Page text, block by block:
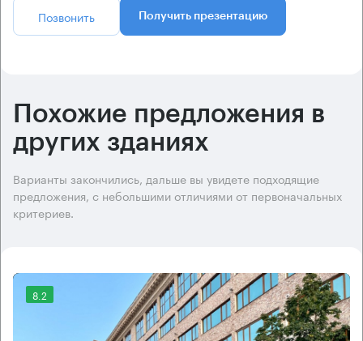
Позвонить Получить презентацию
Похожие предложения в
других зданиях
Варианты закончились, дальше вы увидете подходящие
предложения, с небольшими отличиями от первоначальных
критериев.
8.2